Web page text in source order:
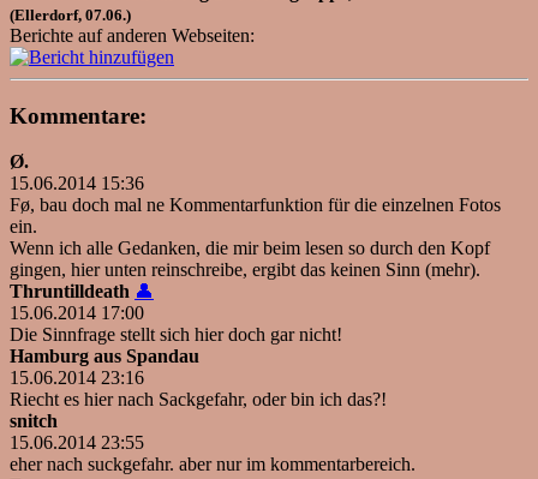
(Ellerdorf, 07.06.)
Berichte auf anderen Webseiten:
Kommentare:
Ø.
15.06.2014 15:36
Fø, bau doch mal ne Kommentarfunktion für die einzelnen Fotos
ein.
Wenn ich alle Gedanken, die mir beim lesen so durch den Kopf
gingen, hier unten reinschreibe, ergibt das keinen Sinn (mehr).
Thruntilldeath 👤
15.06.2014 17:00
Die Sinnfrage stellt sich hier doch gar nicht!
Hamburg aus Spandau
15.06.2014 23:16
Riecht es hier nach Sackgefahr, oder bin ich das?!
snitch
15.06.2014 23:55
eher nach suckgefahr. aber nur im kommentarbereich.